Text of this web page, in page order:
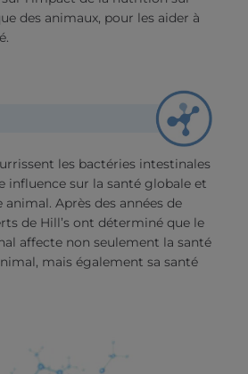
des animaux, pour les aider à
les bactéries intestinales
influence sur la santé globale et
Après des années de
de Hill’s ont déterminé que le
affecte non seulement la santé
mais également sa santé